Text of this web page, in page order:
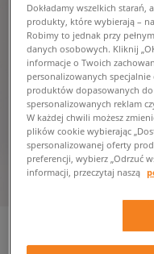
Dokładamy wszelkich starań,
produkty, które wybierają –
Robimy to jednak przy
danych osobowych. Kliknij
informacje o Twoich
personalizowanych
produktów dopasowanych
spersonalizowanych reklam
W każdej chwili możesz
plików cookie wybierając
spersonalizowanej oferty
preferencji, wybierz „Odrzuć
informacji, przeczytaj naszą